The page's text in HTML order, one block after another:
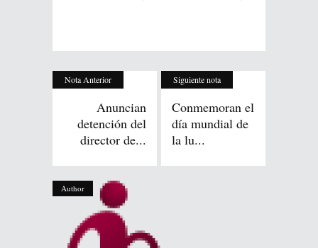
Nota Anterior
Anuncian
detención del
director de...
Siguiente nota
Conmemoran el
día mundial de
la lu...
Author